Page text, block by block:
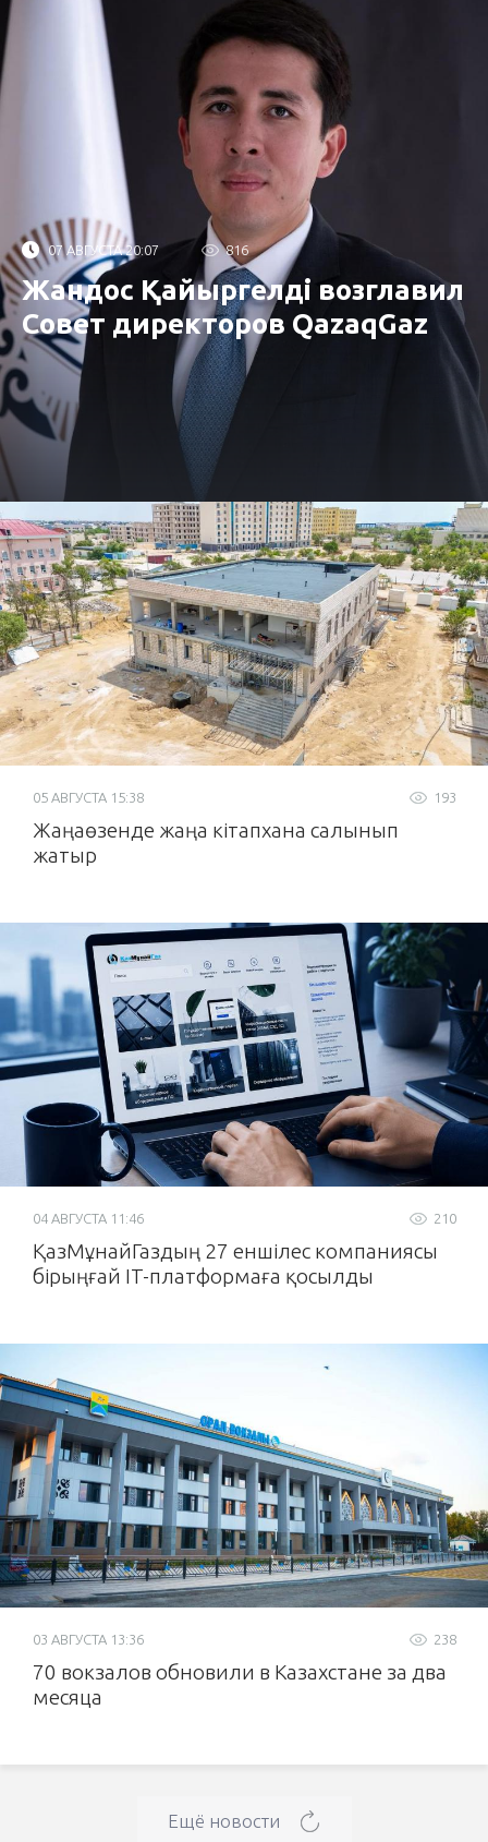
07 АВГУСТА 20:07 816
Жандос Қайыргелді возглавил
Совет директоров QazaqGaz
193
05 АВГУСТА 15:38
Жаңаөзенде жаңа кітапхана салынып
жатыр
210
04 АВГУСТА 11:46
ҚазМұнайГаздың 27 еншілес компаниясы
бірыңғай IT-платформаға қосылды
238
03 АВГУСТА 13:36
70 вокзалов обновили в Казахстане за два
месяца
Ещё новости